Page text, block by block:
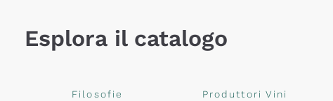
Esplora il catalogo
Filosofie Produttori Vini